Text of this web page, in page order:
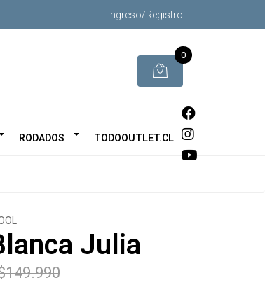
Ingreso/Registro
0
RODADOS TODOOUTLET.CL
Julia